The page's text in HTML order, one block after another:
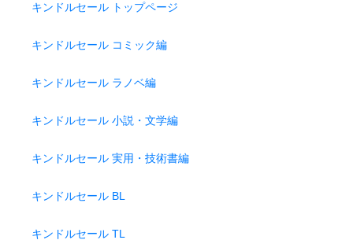
キンドルセール トップページ
キンドルセール コミック編
キンドルセール ラノベ編
キンドルセール 小説・文学編
キンドルセール 実用・技術書編
キンドルセール BL
キンドルセール TL